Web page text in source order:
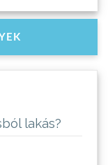
lakás?